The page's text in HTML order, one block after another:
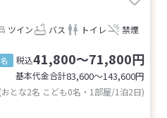
ツイン バス トイレ 禁煙
税込41,800～71,800円
基本代金合計83,600〜143,600円
(おとな2名 こども0名・1部屋/1泊2日)